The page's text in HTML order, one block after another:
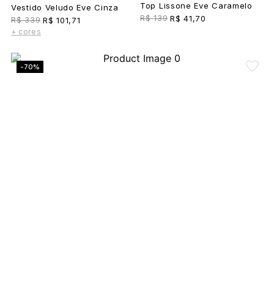
Vestido Veludo Eve Cinza
R$ 339 R$ 101,71
+ cores
Top Lissone Eve Caramelo
R$ 139 R$ 41,70
-70%